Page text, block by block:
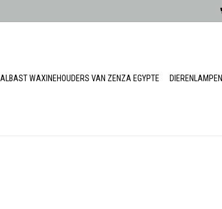
ALBAST WAXINEHOUDERS VAN ZENZA EGYPTE DIERENLAMPEN